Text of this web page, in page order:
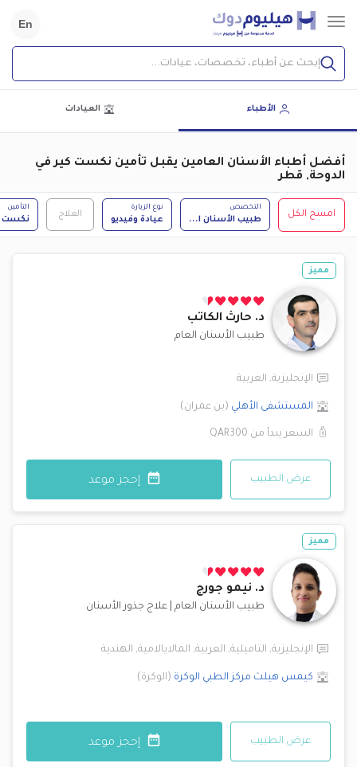
En
إبحث عن أطباء، تخصصات، عيادات...
الأطباء العيادات
أفضل أطباء الأسنان العامين يقبل تأمين نكست كير في
الدوحة, قطر
امسح الكل
التخصص
طبيب الأسنان ا...
نوع الزيارة
عيادة وفيديو
العلاج
التأمين
نكست
مميز
د. حارث الكاتب
طبيب الأسنان العام
الإنجليزية, العربية
المستشفى الأهلي (بن عمران)
السعر يبدأ من QAR300
عرض الطبيب إحجز موعد
مميز
د. نيمو جورج
طبيب الأسنان العام علاج جذور الأسنان
الإنجليزية, التاميلية, العربية, المالايالامية, الهندية
كيمس هيلث مركز الطبي الوكرة (الوكرة)
عرض الطبيب إحجز موعد